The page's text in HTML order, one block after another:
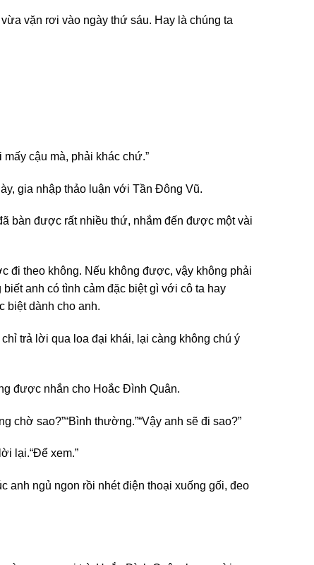
vặn rơi vào ngày thứ sáu. Hay là chúng ta
cậu mà, phải khác chứ.”
gia nhập thảo luận với Tần Đông Vũ.
bàn được rất nhiều thứ, nhắm đến được một vài
đi theo không. Nếu không được, vậy không phải
anh có tình cảm đặc biệt gì với cô ta hay
biệt dành cho anh.
trả lời qua loa đại khái, lại càng không chú ý
được nhắn cho Hoắc Đình Quân.
chờ sao?”“Bình thường.”“Vậy anh sẽ đi sao?”
lại.“Để xem.”
anh ngủ ngon rồi nhét điện thoại xuống gối, đeo